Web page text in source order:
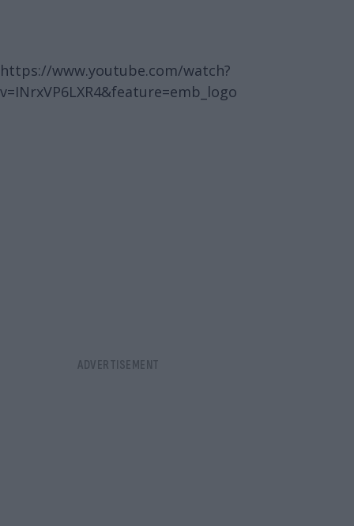
https://www.youtube.com/watch?
v=INrxVP6LXR4&feature=emb_logo